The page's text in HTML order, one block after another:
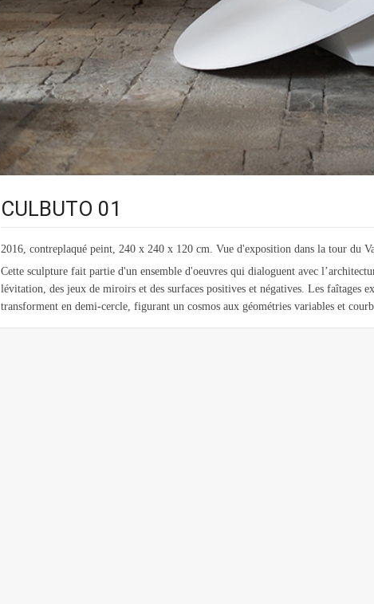
CULBUTO 01
2016, contreplaqué peint, 240 x 240 x 120 cm. Vue d'exposition dans la tour du
Cette sculpture fait partie d'un ensemble d'oeuvres qui dialoguent avec
lévitation, des jeux de miroirs et des surfaces positives et négatives. Les faîtages
transforment en demi-cercle, figurant un cosmos aux géométries variables et